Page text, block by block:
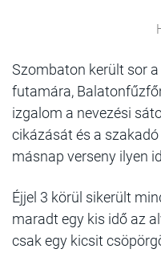
Szombaton került sor
futamára,
izgalom a nevezési
cikázását és a
másnap verseny ilyen
Éjjel 3 körül sikerült
maradt egy kis idő az
csak egy kicsit